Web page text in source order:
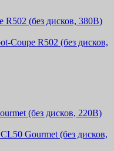
Coupe R502 (без дисков,
Gourmet (без дисков,